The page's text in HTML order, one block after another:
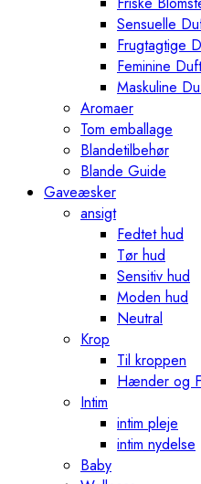
Sensuelle
Frugtagtige
Feminine
Maskuline
Aromaer
Tom emballage
Blandetilbehør
Blande Guide
Gaveæsker
ansigt
Fedtet hud
Tør hud
Sensitiv hud
Moden hud
Neutral
Krop
Til kroppen
Hænder og
Intim
intim pleje
intim nydelse
Baby